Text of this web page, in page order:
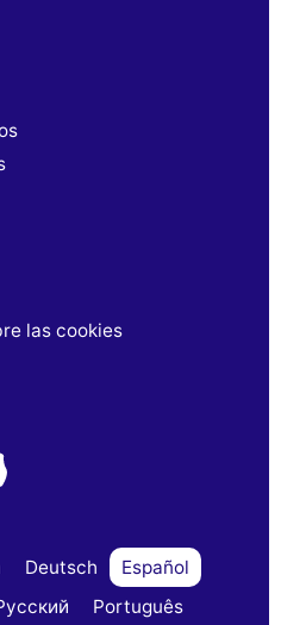
las cookies
Deutsch
Español
Português